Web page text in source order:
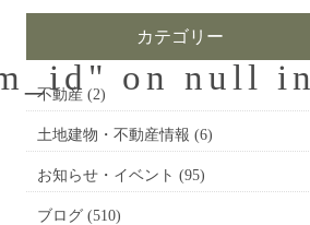
on null in
カテゴリー
不動産(2)
土地建物・不動産情報 (6)
お知らせ・イベント (95)
ブログ(510)